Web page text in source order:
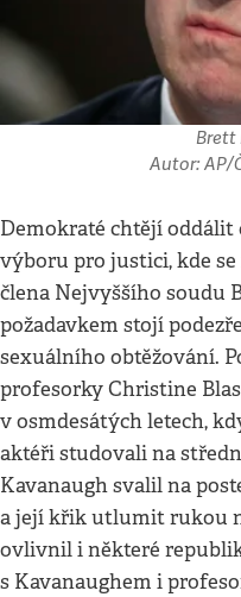
Brett
Autor: AP/
Demokraté chtějí
výboru pro justici, kde
člena Nejvyššího soudu
požadavkem stojí
sexuálního obtěžování.
profesorky Christine
v osmdesátých letech,
aktéři studovali na
Kavanaugh svalil na
a její křik utlumit rukou
ovlivnil i některé
s Kavanaughem i